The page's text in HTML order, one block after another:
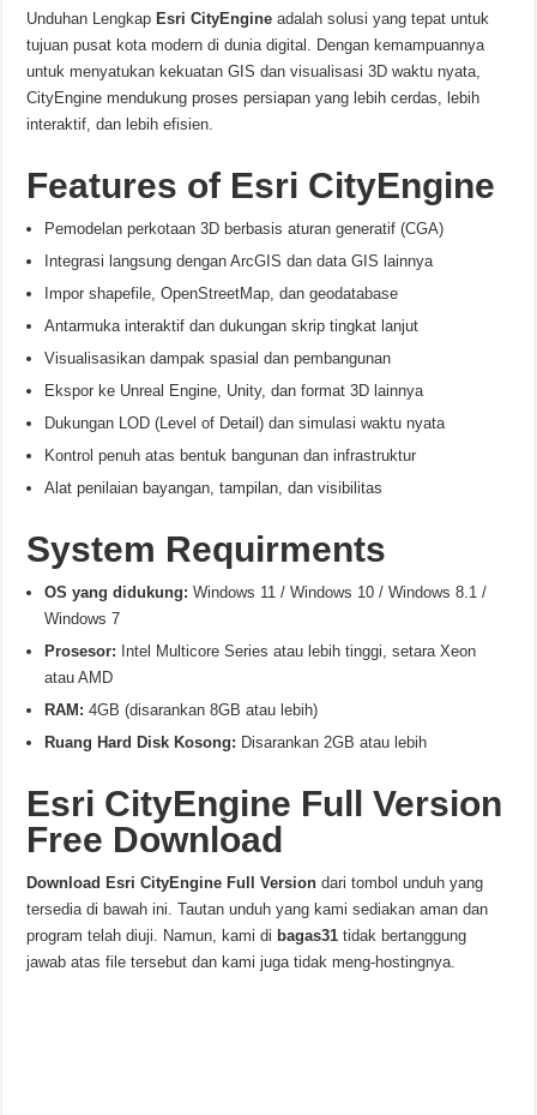
Unduhan Lengkap Esri CityEngine adalah solusi yang tepat untuk
tujuan pusat kota modern di dunia digital. Dengan kemampuannya
untuk menyatukan kekuatan GIS dan visualisasi 3D waktu nyata,
CityEngine mendukung proses persiapan yang lebih cerdas, lebih
interaktif, dan lebih efisien.
Features of Esri CityEngine
Pemodelan perkotaan 3D berbasis aturan generatif (CGA)
Integrasi langsung dengan ArcGIS dan data GIS lainnya
Impor shapefile, OpenStreetMap, dan geodatabase
Antarmuka interaktif dan dukungan skrip tingkat lanjut
Visualisasikan dampak spasial dan pembangunan
Ekspor ke Unreal Engine, Unity, dan format 3D lainnya
Dukungan LOD (Level of Detail) dan simulasi waktu nyata
Kontrol penuh atas bentuk bangunan dan infrastruktur
Alat penilaian bayangan, tampilan, dan visibilitas
System Requirments
OS yang didukung:Windows 11 / Windows 10 / Windows 8.1 /
Windows 7
Prosesor: Intel Multicore Series atau lebih tinggi, setara Xeon
atau AMD
RAM: 4GB (disarankan 8GB atau lebih)
Ruang Hard Disk Kosong: Disarankan 2GB atau lebih
Esri CityEngine Full Version
Free Download
Download Esri CityEngine Full Version dari tombol unduh yang
tersedia di bawah ini. Tautan unduh yang kami sediakan aman dan
program telah diuji. Namun, kami di bagas31tidak bertanggung
jawab atas file tersebut dan kami juga tidak meng-hostingnya.